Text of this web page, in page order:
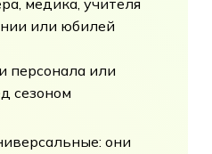
или юбилей
персонала или
сезоном
они